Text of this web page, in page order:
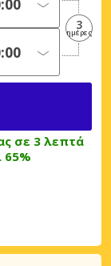
3
ημέρες
σε 3 λεπτά
65%